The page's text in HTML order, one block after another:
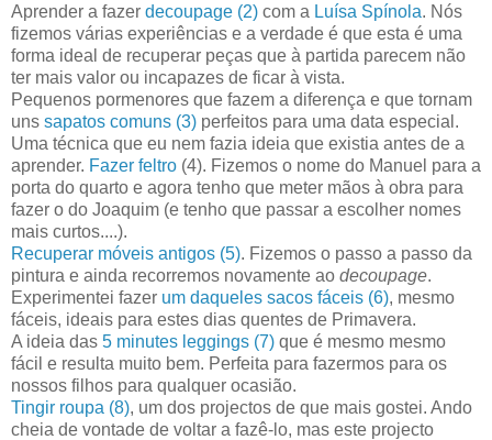
Aprender a fazer decoupage (2) com a Luísa Spínola. Nós
fizemos várias experiências e a verdade é que esta é uma
forma ideal de recuperar peças que à partida parecem não
ter mais valor ou incapazes de ficar à vista.
Pequenos pormenores que fazem a diferença e que tornam
uns sapatos comuns (3) perfeitos para uma data especial.
Uma técnica que eu nem fazia ideia que existia antes de a
aprender. Fazer feltro (4). Fizemos o nome do Manuel para a
porta do quarto e agora tenho que meter mãos à obra para
fazer o do Joaquim (e tenho que passar a escolher nomes
mais curtos....).
Recuperar móveis antigos (5). Fizemos o passo a passo da
pintura e ainda recorremos novamente ao decoupage.
Experimentei fazer um daqueles sacos fáceis (6), mesmo
fáceis, ideais para estes dias quentes de Primavera.
A ideia das 5 minutes leggings (7) que é mesmo mesmo
fácil e resulta muito bem. Perfeita para fazermos para os
nossos filhos para qualquer ocasião.
Tingir roupa (8), um dos projectos de que mais gostei. Ando
cheia de vontade de voltar a fazê-lo, mas este projecto